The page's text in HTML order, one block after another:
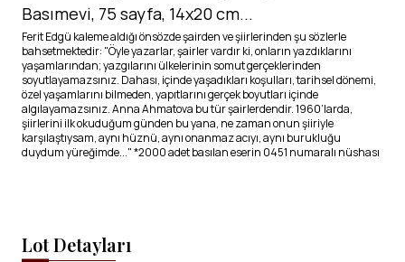
Basımevi, 75 sayfa, 14x20 cm...
Ferit Edgü kaleme aldığı önsözde şairden ve şiirlerinden şu sözlerle
bahsetmektedir: "Öyle yazarlar, şairler vardır ki, onların yazdıklarını
yaşamlarından; yazgılarını ülkelerinin somut gerçeklerinden
soyutlayamazsınız. Dahası, içinde yaşadıkları koşulları, tarihsel dönemi,
özel yaşamlarını bilmeden, yapıtlarını gerçek boyutları içinde
algılayamazsınız. Anna Ahmatova bu tür şairlerdendir. 1960’larda,
şiirlerini ilk okuduğum günden bu yana, ne zaman onun şiiriyle
karşılaştıysam, aynı hüznü, aynı onanmaz acıyı, aynı burukluğu
duydum yüreğimde..." *2000 adet basılan eserin 0451 numaralı nüshası
Lot Detayları